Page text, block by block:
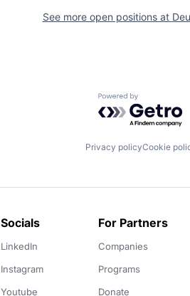
See more open positions at
Powered by
Privacy policyCookie
Socials
LinkedIn
Instagram
Youtube
For Partners
Companies
Programs
Donate